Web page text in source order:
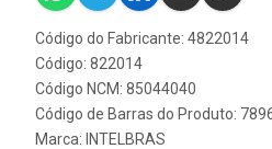
Código do Fabricante: 4822014
Código: 822014
Código NCM: 85044040
Código de Barras do Produto:
Marca: INTELBRAS